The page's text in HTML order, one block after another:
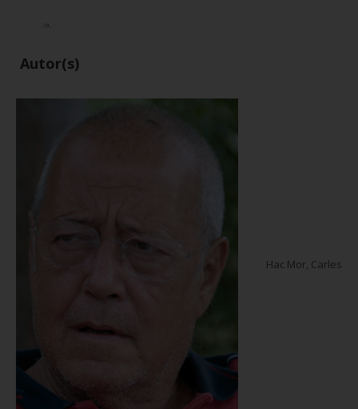
Autor(s)
Hac Mor, Carles